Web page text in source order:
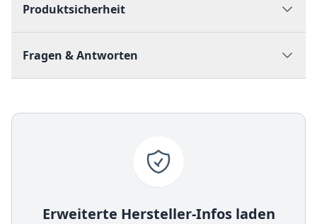
Produktsicherheit
Fragen & Antworten
Erweiterte Hersteller-Infos laden